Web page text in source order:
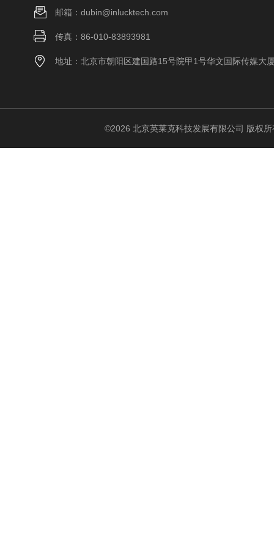
邮箱：dubin@inlucktech.com
传真：86-010-83893981
地址：北京市朝阳区建国路15号院甲1号华文国际传媒大
©2026 北京英莱克科技发展有限公司 版